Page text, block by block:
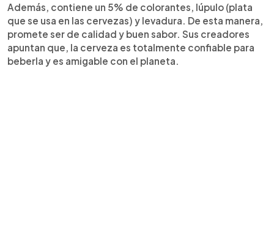
Además, contiene un 5% de colorantes, lúpulo (plata
que se usa en las cervezas) y levadura. De esta manera,
promete ser de calidad y buen sabor. Sus creadores
apuntan que, la cerveza es totalmente confiable para
beberla y es amigable con el planeta.